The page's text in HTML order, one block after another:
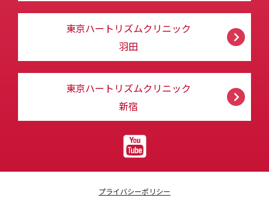
東京ハートリズムクリニック
羽田
東京ハートリズムクリニック
新宿
プライバシーポリシー